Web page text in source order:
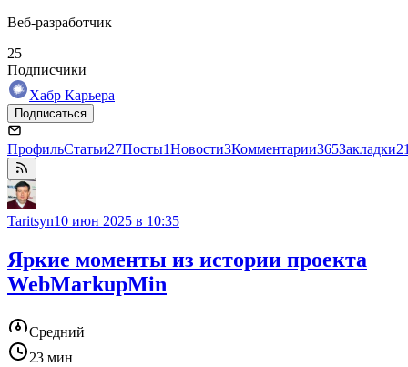
Веб-разработчик
25
Подписчики
Хабр Карьера
Подписаться
ПрофильСтатьи27Посты1Новости3Комментарии365Закладки
Taritsyn10 июн 2025 в 10:35
Яркие моменты из истории проекта
WebMarkupMin
Средний
23 мин